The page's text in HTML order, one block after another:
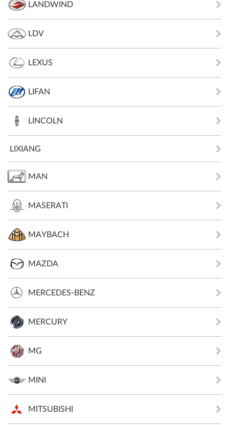
LANDWIND
LDV
LEXUS
LIFAN
LINCOLN
LIXIANG
MAN
MASERATI
MAYBACH
MAZDA
MERCEDES-BENZ
MERCURY
MG
MINI
MITSUBISHI